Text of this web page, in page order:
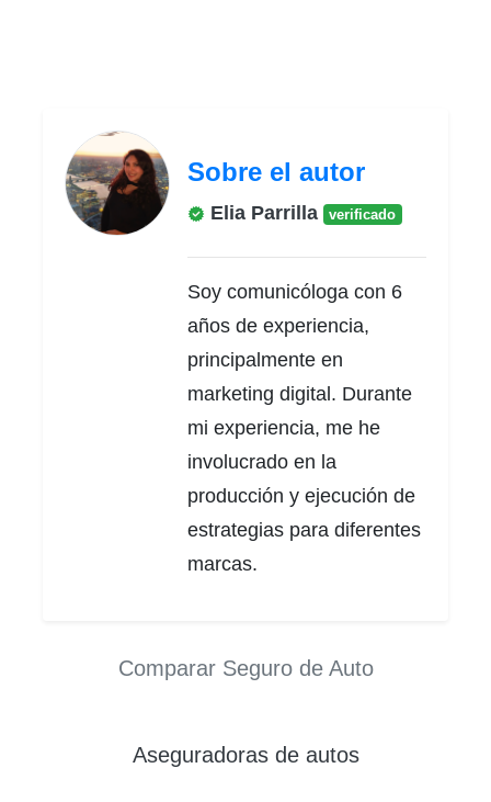
Sobre el autor
Elia Parrilla verificado
Soy comunicóloga con 6
años de experiencia,
principalmente en
marketing digital. Durante
mi experiencia, me he
involucrado en la
producción y ejecución de
estrategias para diferentes
marcas.
Comparar Seguro de Auto
Aseguradoras de autos